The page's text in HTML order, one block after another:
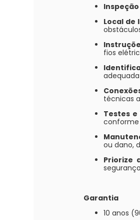
Local de
fios
técnicas
Testes
conforme
ou dano,
Priorize
Garantia
10 anos